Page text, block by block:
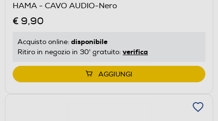
HAMA - CAVO AUDIO-Nero
€ 9,90
Acquisto online: disponibile
Ritiro in negozio in 30' gratuito: verifica
AGGIUNGI